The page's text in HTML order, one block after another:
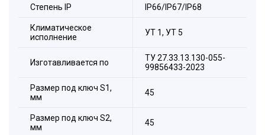
Степeнь IP IP66/IP67/IP68
Климатическое
исполнение
УТ 1, УТ 5
Изготавливается по
ТУ 27.33.13.130-055-
99856433-2023
Размер под ключ S1,
мм
45
Размер под ключ S2,
мм
45